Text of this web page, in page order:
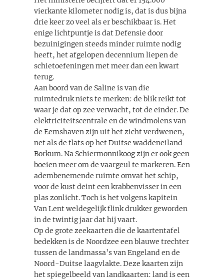
vierkante kilometer nodig is, dat is dus bijna
drie keer zo veel als er beschikbaar is. Het
enige lichtpuntje is dat Defensie door
bezuinigingen steeds minder ruimte nodig
heeft, het afgelopen decennium liepen de
schietoefeningen met meer dan een kwart
terug.
Aan boord van de Saline is van die
ruimtedruk niets te merken: de blik reikt tot
waar je dat op zee verwacht, tot de einder. De
elektriciteitscentrale en de windmolens van
de Eemshaven zijn uit het zicht verdwenen,
net als de flats op het Duitse waddeneiland
Borkum. Na Schiermonnikoog zijn er ook geen
boeien meer om de vaargeul te markeren. Een
adembenemende ruimte omvat het schip,
voor de kust deint een krabbenvisser in een
plas zonlicht. Toch is het volgens kapitein
Van Lent weldegelijk flink drukker geworden
in de twintig jaar dat hij vaart.
Op de grote zeekaarten die de kaartentafel
bedekken is de Noordzee een blauwe trechter
tussen de landmassa’s van Engeland en de
Noord-Duitse laagvlakte. Deze kaarten zijn
het spiegelbeeld van landkaarten: land is een